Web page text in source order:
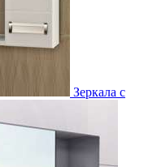
Зеркала с